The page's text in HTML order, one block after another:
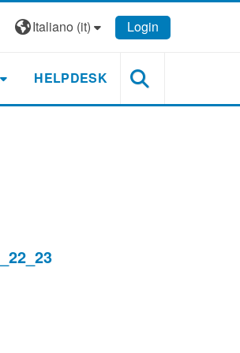
Italiano ‎(it)‎ Login
HELPDESK